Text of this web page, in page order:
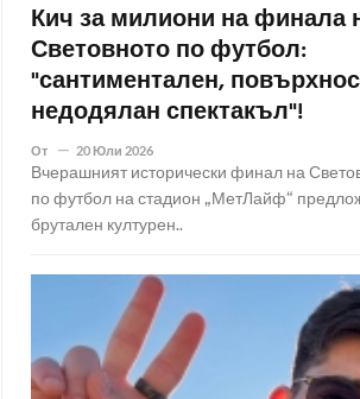
Кич за милиони на финала
Световното по футбол:
"сантиментален,
недодялан спектакъл"!
От 20 Юли 2026
Вчерашният исторически финал на
по футбол на стадион „МетЛайф“
брутален културен..